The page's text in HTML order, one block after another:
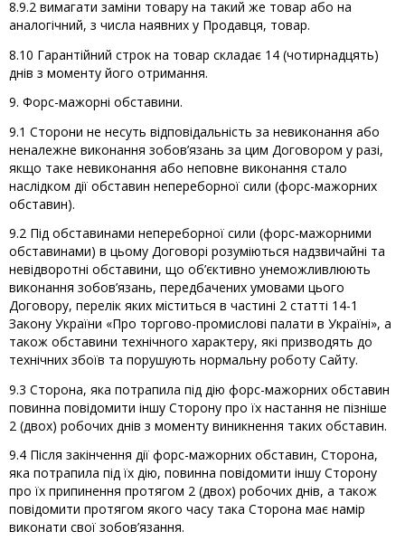
8.9.2 вимагати заміни товару на такий же товар або на
аналогічний, з числа наявних у Продавця, товар.
8.10 Гарантійний строк на товар складає 14 (чотирнадцять)
днів з моменту його отримання.
9. Форс-мажорні обставини.
9.1 Сторони не несуть відповідальність за невиконання або
неналежне виконання зобов’язань за цим Договором у разі,
якщо таке невиконання або неповне виконання стало
наслідком дії обставин непереборної сили (форс-мажорних
обставин).
9.2 Під обставинами непереборної сили (форс-мажорними
обставинами) в цьому Договорі розуміються надзвичайні та
невідворотні обставини, що об’єктивно унеможливлюють
виконання зобов’язань, передбачених умовами цього
Договору, перелік яких міститься в частині 2 статті 14-1
Закону України «Про торгово-промислові палати в Україні», а
також обставини технічного характеру, які призводять до
технічних збоїв та порушують нормальну роботу Сайту.
9.3 Сторона, яка потрапила під дію форс-мажорних обставин
повинна повідомити іншу Сторону про їх настання не пізніше
2 (двох) робочих днів з моменту виникнення таких обставин.
9.4 Після закінчення дії форс-мажорних обставин, Сторона,
яка потрапила під їх дію, повинна повідомити іншу Сторону
про їх припинення протягом 2 (двох) робочих днів, а також
повідомити протягом якого часу така Сторона має намір
виконати свої зобов’язання.